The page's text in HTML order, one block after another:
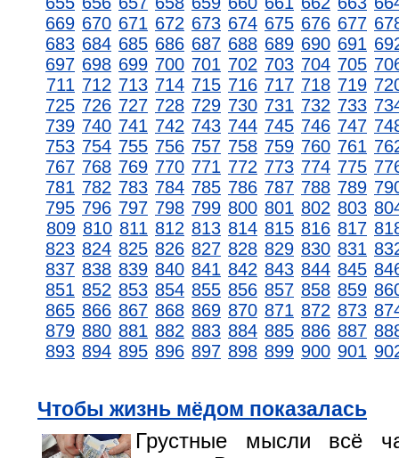
669 670 671 672 673 674 675 676 677
683 684 685 686 687 688 689 690 691
697 698 699 700 701 702 703 704 705
711 712 713 714 715 716 717 718 719
725 726 727 728 729 730 731 732 733
739 740 741 742 743 744 745 746 747
753 754 755 756 757 758 759 760 761
767 768 769 770 771 772 773 774 775
781 782 783 784 785 786 787 788 789
795 796 797 798 799 800 801 802 803
809 810 811 812 813 814 815 816 817
823 824 825 826 827 828 829 830 831
837 838 839 840 841 842 843 844 845
851 852 853 854 855 856 857 858 859
865 866 867 868 869 870 871 872 873
879 880 881 882 883 884 885 886 887
893 894 895 896 897 898 899 900 901
Чтобы жизнь мёдом показалась
Грустные мысли всё